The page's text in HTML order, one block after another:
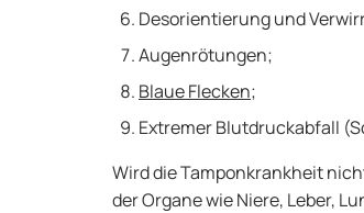
Desorientierung und
Augenrötungen;
Blaue Flecken;
Extremer Blutdruckabfall
Wird die Tamponkrankheit
der Organe wie Niere, Leber,